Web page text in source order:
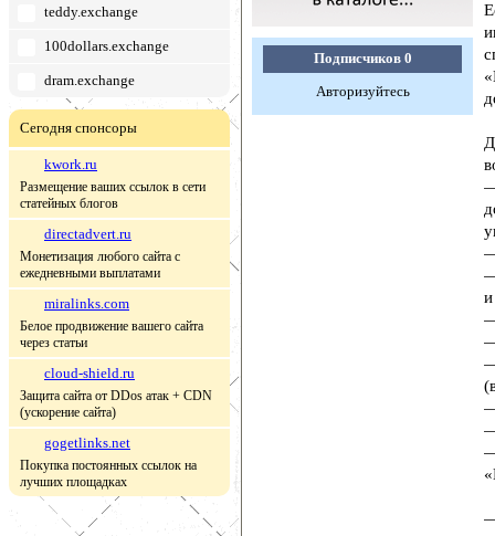
teddy.exchange
100dollars.exchange
dram.exchange
Сегодня спонсоры
kwork.ru
Размещение ваших ссылок в сети
статейных блогов
directadvert.ru
Монетизация любого сайта с
ежедневными выплатами
miralinks.com
Белое продвижение вашего сайта
через статьи
cloud-shield.ru
Защита сайта от DDos атак + CDN
(ускорение сайта)
gogetlinks.net
Покупка постоянных ссылок на
лучших площадках
Подписчиков 0
Авторизуйтесь